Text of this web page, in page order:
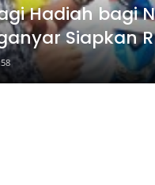
Hadiah bagi
Siapkan